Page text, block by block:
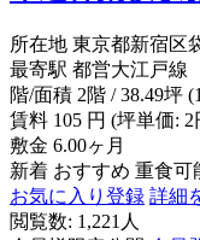
所在地 東京都新宿区
最寄駅 都営大江戸線
階/面積 2階 / 38.49坪
賃料 105 円 (坪単価: 2
敷金 6.00ヶ月
新着 おすすめ 重食可
お気に入り登録 詳細
閲覧数: 1,221人